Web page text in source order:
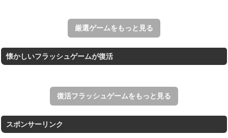
すべての矢印を画面外へ導くパズルゲーム。
厳選ゲームをもっと見る
懐かしいフラッシュゲームが復活
復活フラッシュゲームをもっと見る
スポンサーリンク